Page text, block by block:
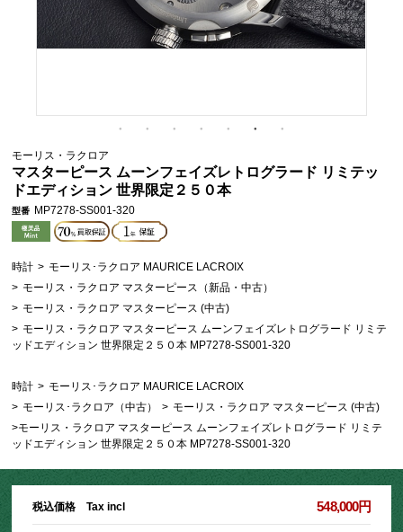
モーリス・ラクロア
マスターピース ムーンフェイズレトログラード リミテッ
ドエディション 世界限定２５０本
型番 MP7278-SS001-320
時計 > モーリス･ラクロア MAURICE LACROIX
> モーリス・ラクロア マスターピース（新品・中古）
> モーリス・ラクロア マスターピース (中古)
> モーリス・ラクロア マスターピース ムーンフェイズレトログラード リミテ
ッドエディション 世界限定２５０本 MP7278-SS001-320
時計 > モーリス･ラクロア MAURICE LACROIX
> モーリス･ラクロア（中古） > モーリス・ラクロア マスターピース (中古)
>モーリス・ラクロア マスターピース ムーンフェイズレトログラード リミテ
ッドエディション 世界限定２５０本 MP7278-SS001-320
税込価格 Tax incl 548,000円